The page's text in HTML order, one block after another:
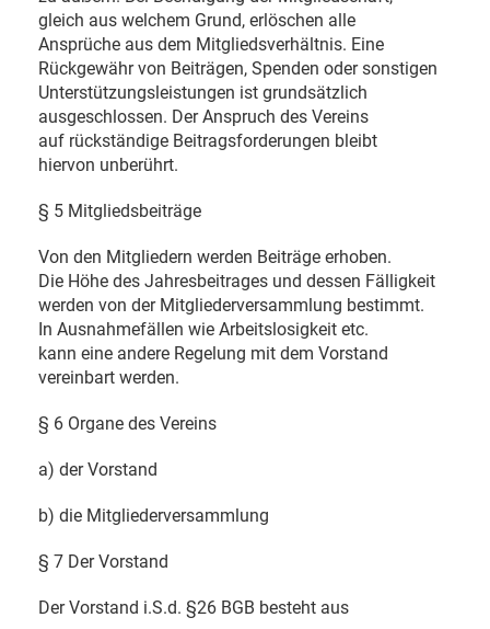
gleich aus welchem Grund, erlöschen alle
Ansprüche aus dem Mitgliedsverhältnis. Eine
Rückgewähr von Beiträgen, Spenden oder sonstigen
Unterstützungsleistungen ist grundsätzlich
ausgeschlossen. Der Anspruch des Vereins
auf rückständige Beitragsforderungen bleibt
hiervon unberührt.
§ 5 Mitgliedsbeiträge
Von den Mitgliedern werden Beiträge erhoben.
Die Höhe des Jahresbeitrages und dessen Fälligkeit
werden von der Mitgliederversammlung bestimmt.
In Ausnahmefällen wie Arbeitslosigkeit etc.
kann eine andere Regelung mit dem Vorstand
vereinbart werden.
§ 6 Organe des Vereins
a) der Vorstand
b) die Mitgliederversammlung
§ 7 Der Vorstand
Der Vorstand i.S.d. §26 BGB besteht aus